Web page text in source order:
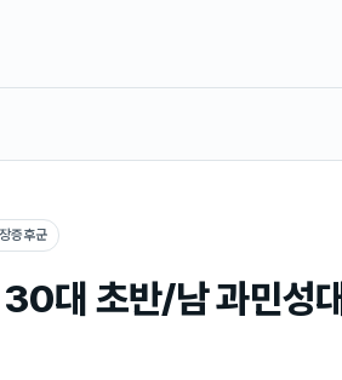
증후군
대 초반/남 과민성대